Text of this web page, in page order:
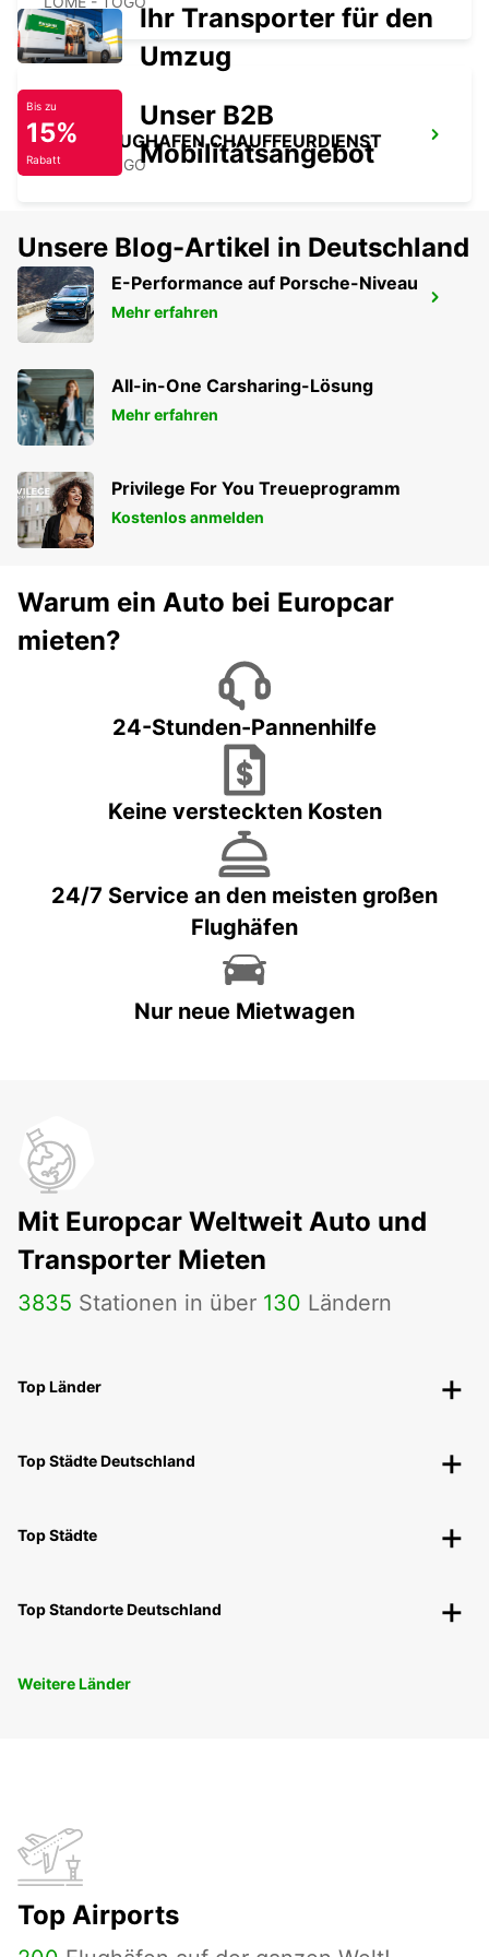
LOME FLUGHAFEN CHAUFFEURDIENST
LOME - TOGO
LOME FLUGHAFEN
LOME - TOGO
Ihr Transporter für den
Umzug
Bis zu
15%
Rabatt
Unser B2B
Mobilitätsangebot
Unsere Blog-Artikel in Deutschland
E-Performance auf Porsche-Niveau
Mehr erfahren
All-in-One Carsharing-Lösung
Mehr erfahren
Privilege For You Treueprogramm
Kostenlos anmelden
Warum ein Auto bei Europcar
mieten?
24-Stunden-Pannenhilfe
Keine versteckten Kosten
24/7 Service an den meisten großen
Flughäfen
Nur neue Mietwagen
Mit Europcar Weltweit Auto und
Transporter Mieten
3835 Stationen in über 130 Ländern
Top Länder
Top Städte Deutschland
Top Städte
Top Standorte Deutschland
Weitere Länder
Top Airports